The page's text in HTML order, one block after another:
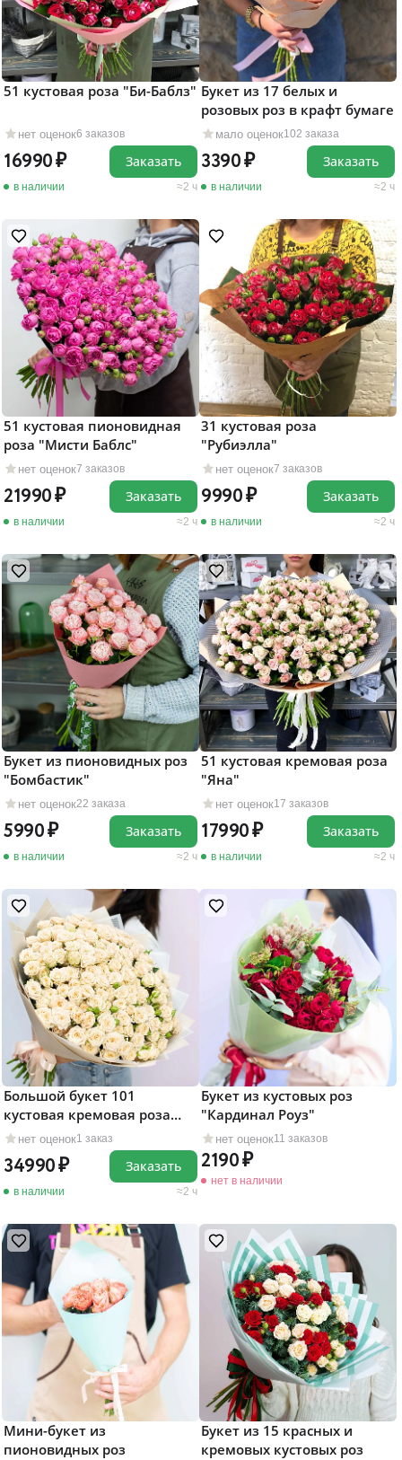
нет оценок6 заказов
51 кустовая роза "Би-Баблз"
16990
в наличии 2 ч
Заказать
мало оценок102 заказа
Букет из 17 белых и
розовых роз в крафт бумаге
3390
в наличии 2 ч
Заказать
нет оценок7 заказов
51 кустовая пионовидная
роза "Мисти Баблс"
21990
в наличии 2 ч
Заказать
нет оценок7 заказов
31 кустовая роза
"Рубиэлла"
9990
в наличии 2 ч
Заказать
нет оценок22 заказа
Букет из пионовидных роз
"Бомбастик"
5990
в наличии 2 ч
Заказать
нет оценок17 заказов
51 кустовая кремовая роза
"Яна"
17990
в наличии 2 ч
Заказать
нет оценок1 заказ
Большой букет 101
кустовая кремовая роза
"Яна"
34990
в наличии 2 ч
Заказать
нет оценок11 заказов
Букет из кустовых роз
"Кардинал Роуз"
2190
нет в наличии
Мини-букет из
пионовидных роз
Букет из 15 красных и
кремовых кустовых роз